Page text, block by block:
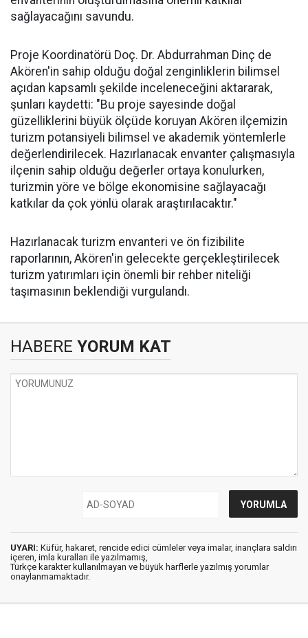
sağlayacağını savundu.
Proje Koordinatörü Doç. Dr. Abdurrahman Dinç de
Akören'in sahip olduğu doğal zenginliklerin bilimsel
açıdan kapsamlı şekilde inceleneceğini aktararak,
şunları kaydetti: "Bu proje sayesinde doğal
güzelliklerini büyük ölçüde koruyan Akören ilçemizin
turizm potansiyeli bilimsel ve akademik yöntemlerle
değerlendirilecek. Hazırlanacak envanter çalışmasıyla
ilçenin sahip olduğu değerler ortaya konulurken,
turizmin yöre ve bölge ekonomisine sağlayacağı
katkılar da çok yönlü olarak araştırılacaktır."
Hazırlanacak turizm envanteri ve ön fizibilite
raporlarının, Akören'in gelecekte gerçekleştirilecek
turizm yatırımları için önemli bir rehber niteliği
taşımasının beklendiği vurgulandı.
HABERE YORUM KAT
UYARI: Küfür, hakaret, rencide edici cümleler veya imalar, inançlara saldırı
içeren, imla kuralları ile yazılmamış,
Türkçe karakter kullanılmayan ve büyük harflerle yazılmış yorumlar
onaylanmamaktadır.